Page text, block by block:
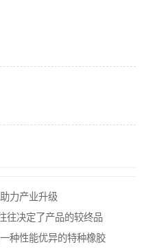
力产业升级
往决定了产品的较终品
种性能优异的特种橡胶